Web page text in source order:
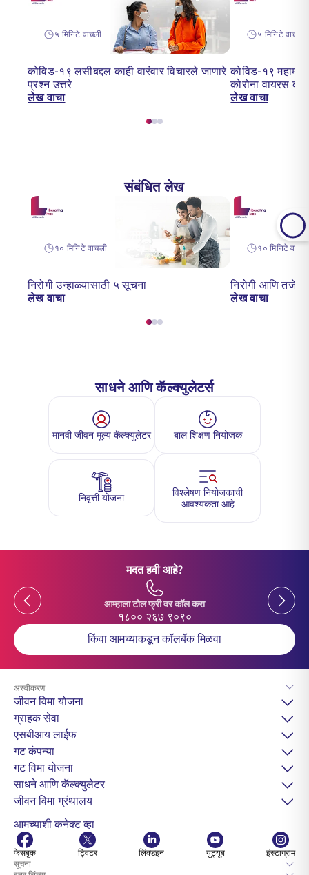
५ मिनिटे वाचली
कोविड-१९ लसीबद्दल काही वारंवार विचारले जाणारे
प्रश्न उत्तरे
लेख वाचा
५ मिनिटे वाचन
कोविड-१९
कोरोना वायरस का
लेख वाचा
संबंधित लेख
१० मिनिटे वाचली
निरोगी उन्हाळ्यासाठी ५ सूचना
लेख वाचा
१० मिनिटे
निरोगी आणि
लेख वाचा
साधने आणि कॅल्क्युलेटर्स
मानवी जीवन मूल्य कॅल्क्युलेटर बाल शिक्षण नियोजक
निवृत्ती योजना
विश्लेषण नियोजकाची
आवश्यकता आहे
मदत हवी आहे?
Previous
आम्हाला टोल फ्री वर कॉल करा
१८०० २६७ ९०९०
Previous
किंवा आमच्याकडून कॉलबॅक मिळवा
अस्वीकरण
जीवन विमा योजना
ग्राहक सेवा
एसबीआय लाईफ
गट कंपन्या
गट विमा योजना
साधने आणि कॅल्क्युलेटर
जीवन विमा ग्रंथालय
आमच्याशी कनेक्ट व्हा
फेसबुक ट्विटर लिंक्डइन युट्यूब
इंस्टाग्राम
सूचना